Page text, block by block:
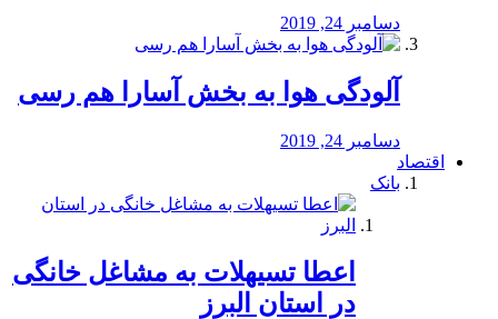
دسامبر 24, 2019
آلودگی هوا به بخش آسارا هم رسی
دسامبر 24, 2019
اقتصاد
بانک
️اعطا تسیهلات به مشاغل خانگی
در استان البرز